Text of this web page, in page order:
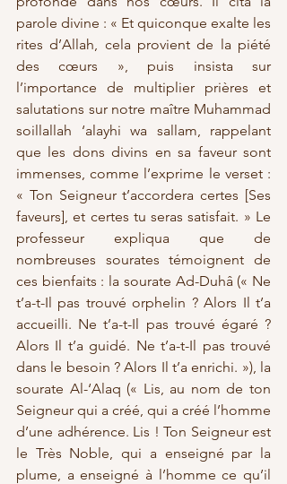
parole divine : « Et quiconque exalte les
rites d’Allah, cela provient de la piété
des cœurs », puis insista sur
l’importance de multiplier prières et
salutations sur notre maître Muhammad
soillallah ‘alayhi wa sallam, rappelant
que les dons divins en sa faveur sont
immenses, comme l’exprime le verset :
« Ton Seigneur t’accordera certes [Ses
faveurs], et certes tu seras satisfait. » Le
professeur expliqua que de
nombreuses sourates témoignent de
ces bienfaits : la sourate Ad-Duhâ (« Ne
t’a-t-Il pas trouvé orphelin ? Alors Il t’a
accueilli. Ne t’a-t-Il pas trouvé égaré ?
Alors Il t’a guidé. Ne t’a-t-Il pas trouvé
dans le besoin ? Alors Il t’a enrichi. »), la
sourate Al-‘Alaq (« Lis, au nom de ton
Seigneur qui a créé, qui a créé l’homme
d’une adhérence. Lis ! Ton Seigneur est
le Très Noble, qui a enseigné par la
plume, a enseigné à l’homme ce qu’il